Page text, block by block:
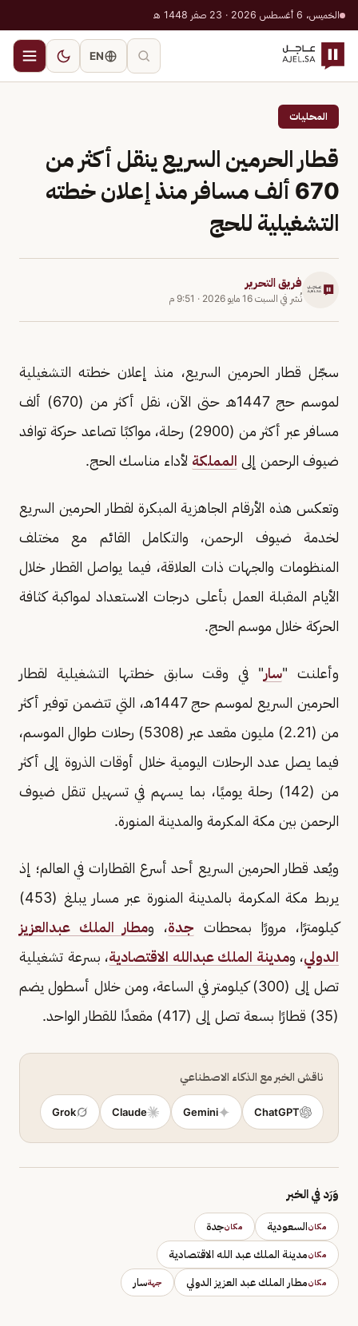
الخميس، 6 أغسطس 2026 · 23 صفر 1448 هـ
EN
المحليات
قطار الحرمين السريع ينقل أكثر من
670 ألف مسافر منذ إعلان خطته
التشغيلية للحج
فريق التحرير
نُشر في السبت 16 مايو 2026 · 9:51 م
سجّل قطار الحرمين السريع، منذ إعلان خطته التشغيلية
لموسم حج 1447هـ حتى الآن، نقل أكثر من (670) ألف
مسافر عبر أكثر من (2900) رحلة، مواكبًا تصاعد حركة توافد
ضيوف الرحمن إلى المملكة لأداء مناسك الحج.
وتعكس هذه الأرقام الجاهزية المبكرة لقطار الحرمين السريع
لخدمة ضيوف الرحمن، والتكامل القائم مع مختلف
المنظومات والجهات ذات العلاقة، فيما يواصل القطار خلال
الأيام المقبلة العمل بأعلى درجات الاستعداد لمواكبة كثافة
الحركة خلال موسم الحج.
وأعلنت "سار" في وقت سابق خطتها التشغيلية لقطار
الحرمين السريع لموسم حج 1447هـ، التي تتضمن توفير أكثر
من (2.21) مليون مقعد عبر (5308) رحلات طوال الموسم،
فيما يصل عدد الرحلات اليومية خلال أوقات الذروة إلى أكثر
من (142) رحلة يوميًا، بما يسهم في تسهيل تنقل ضيوف
الرحمن بين مكة المكرمة والمدينة المنورة.
ويُعد قطار الحرمين السريع أحد أسرع القطارات في العالم؛ إذ
يربط مكة المكرمة بالمدينة المنورة عبر مسار يبلغ (453)
كيلومترًا، مرورًا بمحطات جدة، ومطار الملك عبدالعزيز
الدولي، ومدينة الملك عبدالله الاقتصادية، بسرعة تشغيلية
تصل إلى (300) كيلومتر في الساعة، ومن خلال أسطول يضم
(35) قطارًا بسعة تصل إلى (417) مقعدًا للقطار الواحد.
ناقش الخبر مع الذكاء الاصطناعي
ChatGPT
Gemini
Claude
Grok
وَرَد في الخبر
مكانالسعودية مكانجدة
مكانمدينة الملك عبد الله الاقتصادية
مكانمطار الملك عبد العزيز الدولي جهةسار